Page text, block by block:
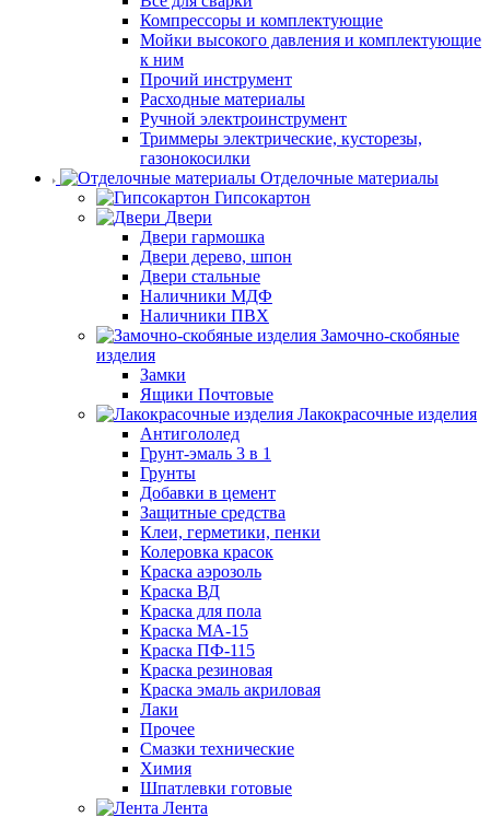
Компрессоры и комплектующие
Мойки высокого давления и комплектующие
к ним
Прочий инструмент
Расходные материалы
Ручной электроинструмент
Триммеры электрические, кусторезы,
газонокосилки
Отделочные материалы
Гипсокартон
Двери
Двери гармошка
Двери дерево, шпон
Двери стальные
Наличники МДФ
Наличники ПВХ
Замочно-скобяные
изделия
Замки
Ящики Почтовые
Лакокрасочные изделия
Антигололед
Грунт-эмаль 3 в 1
Грунты
Добавки в цемент
Защитные средства
Клеи, герметики, пенки
Колеровка красок
Краска аэрозоль
Краска ВД
Краска для пола
Краска МА-15
Краска ПФ-115
Краска резиновая
Краска эмаль акриловая
Лаки
Прочее
Смазки технические
Химия
Шпатлевки готовые
Лента